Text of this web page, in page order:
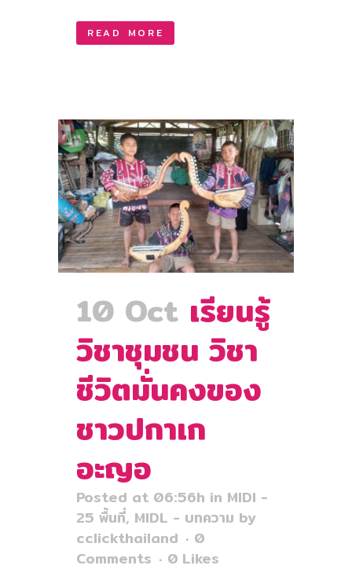
READ MORE
10 Oct เรียนรู้
วิชาชุมชน วิชา
ชีวิตมั่นคงของ
ชาวปกาเก
อะญอ
Posted at 06:56h in MIDI -
25 พื้นที่, MIDL - บทความ by
cclickthailand
0
Comments
0 Likes